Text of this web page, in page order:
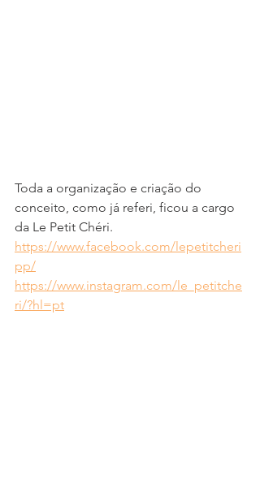
Toda a organização e criação do
conceito, como já referi, ficou a cargo
da Le Petit Chéri.
https://www.facebook.com/lepetitcheri
pp/
https://www.instagram.com/le_petitche
ri/?hl=pt